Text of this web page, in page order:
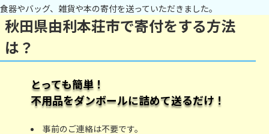
食器やバッグ、雑貨や本の寄付を送っていただきました。
秋田県由利本荘市で寄付をする方法
は？
とっても簡単！
不用品をダンボールに詰めて送るだけ！
事前のご連絡は不要です。